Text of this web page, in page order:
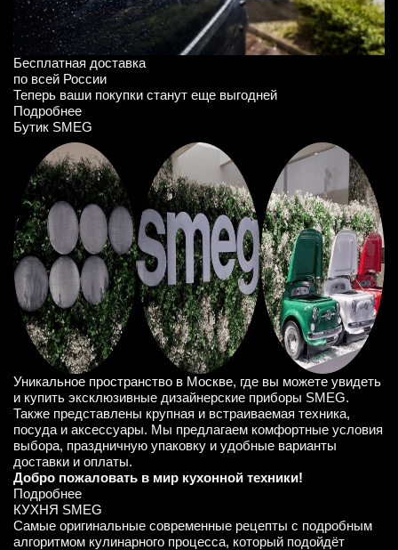
Бесплатная доставка
по всей России
Теперь ваши покупки станут еще выгодней
Подробнее
Бутик SMEG
Уникальное пространство в Москве, где вы можете увидеть
и купить эксклюзивные дизайнерские приборы SMEG.
Также представлены крупная и встраиваемая техника,
посуда и аксессуары. Мы предлагаем комфортные условия
выбора, праздничную упаковку и удобные варианты
доставки и оплаты.
Добро пожаловать в мир кухонной техники!
Подробнее
КУХНЯ SMEG
Cамые оригинальные современные рецепты с подробным
алгоритмом кулинарного процесса, который подойдёт